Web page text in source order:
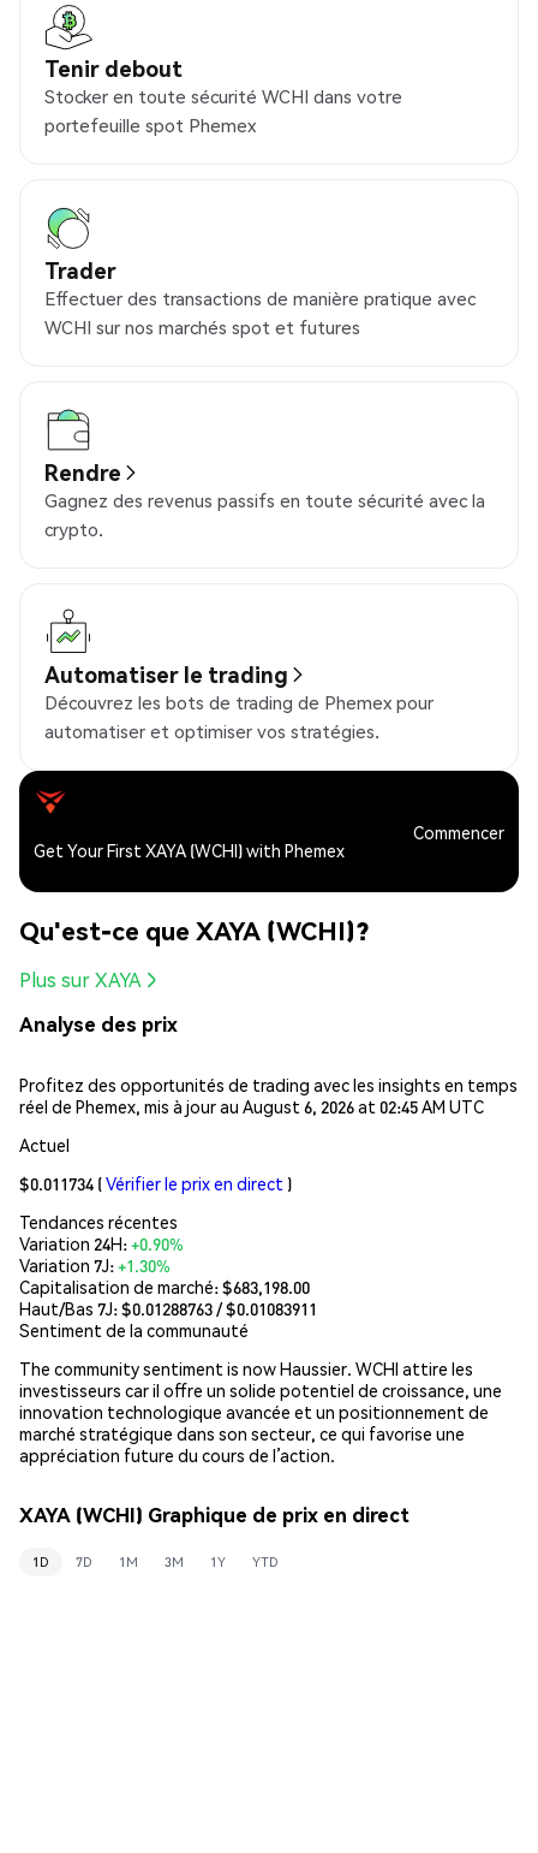
Tenir debout
Stocker en toute sécurité WCHI dans votre
portefeuille spot Phemex
Trader
Effectuer des transactions de manière pratique avec
WCHI sur nos marchés spot et futures
Rendre
Gagnez des revenus passifs en toute sécurité avec la
crypto.
Automatiser le trading
Découvrez les bots de trading de Phemex pour
automatiser et optimiser vos stratégies.
Get Your First XAYA (WCHI) with Phemex
Commencer
Qu'est-ce que XAYA (WCHI)?
Plus sur XAYA
Analyse des prix
Profitez des opportunités de trading avec les insights en temps
réel de Phemex, mis à jour au August 6, 2026 at 02:45 AM UTC
Actuel
$0.011734 (Vérifier le prix en direct )
Tendances récentes
Variation 24H:+0.90%
Variation 7J:+1.30%
Capitalisation de marché:$683,198.00
Haut/Bas 7J: $0.01288763/ $0.01083911
Sentiment de la communauté
The community sentiment is now Haussier. WCHI attire les
investisseurs car il offre un solide potentiel de croissance, une
innovation technologique avancée et un positionnement de
marché stratégique dans son secteur, ce qui favorise une
appréciation future du cours de l’action.
XAYA (WCHI) Graphique de prix en direct
1D 7D 1M 3M 1Y YTD